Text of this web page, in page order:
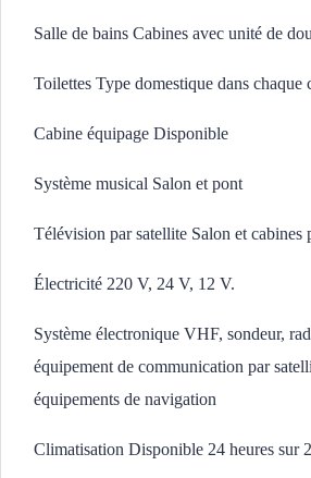
Salle de bains Cabines avec unité de
Toilettes Type domestique dans chaque
Cabine équipage Disponible
Système musical Salon et pont
Télévision par satellite Salon et cabines
Électricité 220 V, 24 V, 12 V.
Système électronique VHF, sondeur,
équipement de communication par
équipements de navigation
Climatisation Disponible 24 heures sur